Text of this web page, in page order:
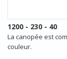
1200 - 230 - 40
La canopée est
couleur.